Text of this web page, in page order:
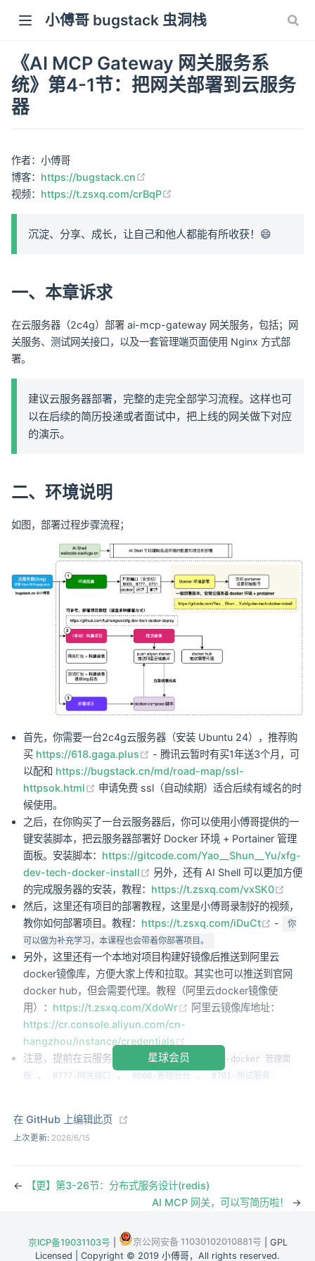
小傅哥 bugstack 虫洞栈
《AI MCP Gateway 网关服务系
统》第4-1节：把网关部署到云服务
器
作者：小傅哥
博客： https://bugstack.cn
视频： https://t.zsxq.com/crBqP
沉淀、分享、成长，让自己和他人都能有所收获！😄
一、本章诉求
在云服务器（2c4g）部署 ai-mcp-gateway 网关服务，包括；网
关服务、测试网关接口，以及一套管理端页面使用 Nginx 方式部
署。
建议云服务器部署，完整的走完全部学习流程。这样也可
以在后续的简历投递或者面试中，把上线的网关做下对应
的演示。
二、环境说明
如图，部署过程步骤流程；
首先，你需要一台2c4g云服务器（安装 Ubuntu 24），推荐购
买 https://618.gaga.plus (opens new window)
- 腾讯云暂时有买1年送3个月，可
以配和 https://bugstack.cn/md/road-map/ssl-
httpsok.html
(opens new window)
申请免费 ssl（自动续期）适合后续有域名的时
候使用。
之后，在你购买了一台云服务器后，你可以使用小傅哥提供的一
键安装脚本，把云服务器部署好 Docker 环境 + Portainer 管理
面板。安装脚本： https://gitcode.com/Yao__Shun__Yu/xfg-
dev-tech-docker-install
(opens new window)
另外，还有 AI Shell 可以更加方便
的完成服务器的安装，教程： https://t.zsxq.com/vxSK0
然后，这里还有项目的部署教程，这里是小傅哥录制好的视频，
教你如何部署项目。教程： https://t.zsxq.com/iDuCt (opens
-
你
可以做为补充学习，本课程也会带着你部署项目。
另外，这里还有一个本地对项目构建好镜像后推送到阿里云
docker镜像库，方便大家上传和拉取。其实也可以推送到官网
docker hub，但会需要代理。教程（阿里云docker镜像使
用）： https://t.zsxq.com/XdoWr (opens new window)
阿里云镜像库地址：
https://cr.console.aliyun.com/cn-
hangzhou/instance/credentials
注意，提前在云服务器安全组开放端口；
9000-docker 管理面
板
、 8777-网关接口 、 8000-管理后台 、 8701-测试服务
综上，所有的云服务器操作，在星球「码农会锁」都提供
好了学习教程，可以参考总地址：
星球会员
在 GitHub 上编辑此页
上次更新: 2026/6/15
←
【更】第3-26节：分布式服务设计(redis)
AI MCP 网关，可以写简历啦！ →
京ICP备19031103号 京公网安备 11030102010881号 | GPL
Licensed | Copyright © 2019 小傅哥，All rights reserved.